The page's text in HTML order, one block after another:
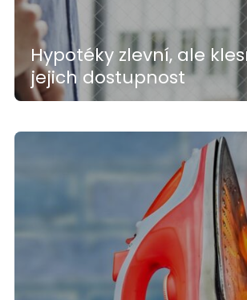
Hypotéky zlevní, ale
jejich dostupnost